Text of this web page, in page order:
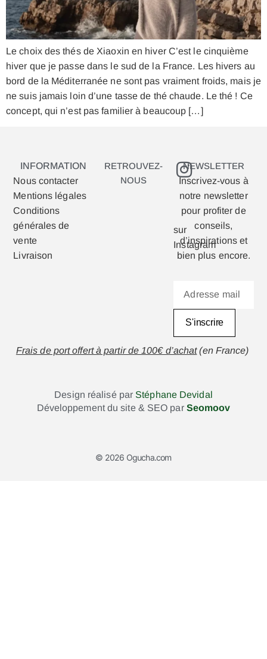
Le choix des thés de Xiaoxin en hiver C’est le cinquième
hiver que je passe dans le sud de la France. Les hivers au
bord de la Méditerranée ne sont pas vraiment froids, mais je
ne suis jamais loin d’une tasse de thé chaude. Le thé ! Ce
concept, qui n’est pas familier à beaucoup […]
INFORMATION
Nous contacter
Mentions légales
Conditions
générales de
vente
Livraison
RETROUVEZ-
NOUS
sur
Instagram
NEWSLETTER
Inscrivez-vous à
notre newsletter
pour profiter de
conseils,
d’inspirations et
bien plus encore.
S'inscrire
Frais de port offert à partir de 100€ d’achat(en France)
Design réalisé par Stéphane Devidal
Développement du site & SEO par Seomoov
© 2026 Ogucha.com